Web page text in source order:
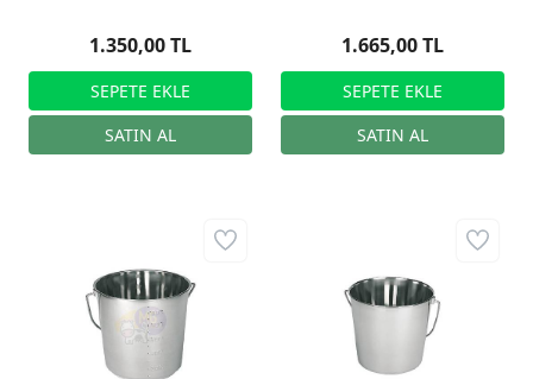
1.350,00 TL 1.665,00 TL